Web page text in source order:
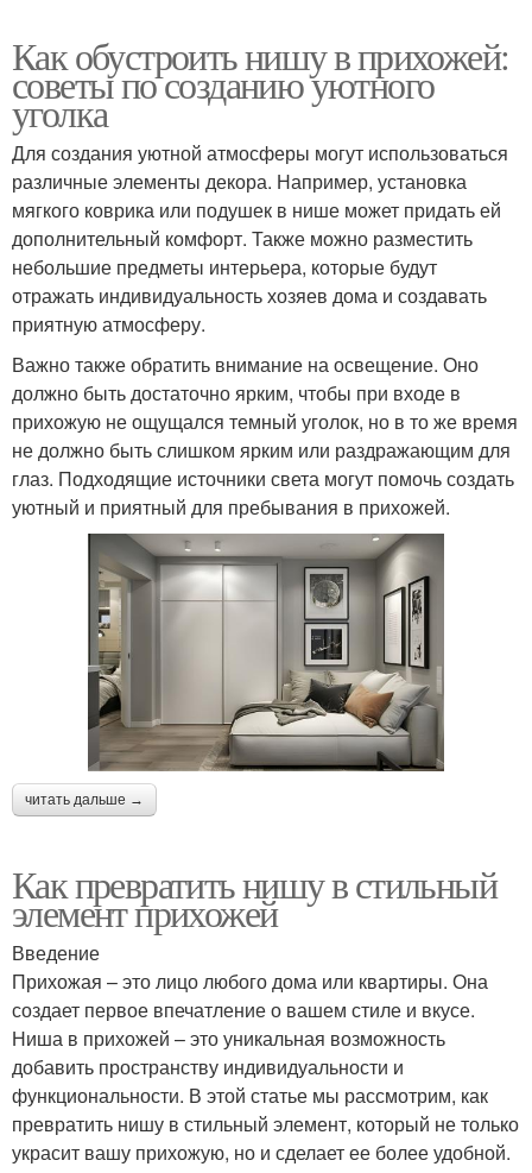
Как обустроить нишу в прихожей:
советы по созданию уютного
уголка
Для создания уютной атмосферы могут использоваться
различные элементы декора. Например, установка
мягкого коврика или подушек в нише может придать ей
дополнительный комфорт. Также можно разместить
небольшие предметы интерьера, которые будут
отражать индивидуальность хозяев дома и создавать
приятную атмосферу.
Важно также обратить внимание на освещение. Оно
должно быть достаточно ярким, чтобы при входе в
прихожую не ощущался темный уголок, но в то же время
не должно быть слишком ярким или раздражающим для
глаз. Подходящие источники света могут помочь создать
уютный и приятный для пребывания в прихожей.
читать дальше →
Как превратить нишу в стильный
элемент прихожей
Введение
Прихожая – это лицо любого дома или квартиры. Она
создает первое впечатление о вашем стиле и вкусе.
Ниша в прихожей – это уникальная возможность
добавить пространству индивидуальности и
функциональности. В этой статье мы рассмотрим, как
превратить нишу в стильный элемент, который не только
украсит вашу прихожую, но и сделает ее более удобной.